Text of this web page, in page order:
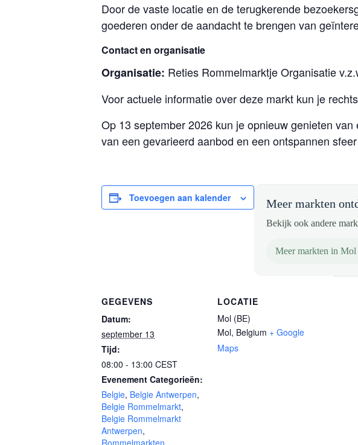
Door de vaste locatie en de terugkerende
goederen onder de aandacht te brengen van
Contact en organisatie
Organisatie: Reties Rommelmarktje Organisatie
Voor actuele informatie over deze markt kun je
Op 13 september 2026 kun je opnieuw genieten
van een gevarieerd aanbod en een ontspannen
Toevoegen aan kalender Meer markten
Bekijk ook andere
Meer markten in
GEGEVENS
Datum:
september 13
Tijd:
08:00 - 13:00 CEST
Evenement Categorieën:
Belgie, Belgie Antwerpen,
Belgie Rommelmarkt,
Belgie Rommelmarkt
Antwerpen,
Rommelmarkten
LOCATIE
Mol (BE)
Mol, Belgium + Google
Maps